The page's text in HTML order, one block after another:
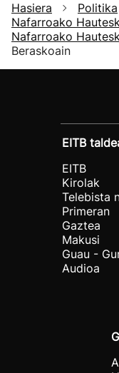
Hasiera Politika
Nafarroako
Nafarroako
Beraskoain
EITB
EITB
Kirolak
Telebista
Primeran
Gaztea
Makusi
Guau -
Audioa